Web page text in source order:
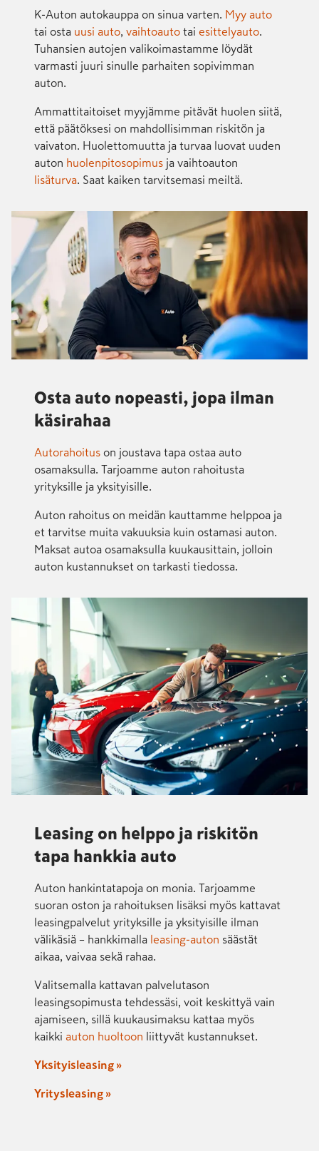
K-Auton autokauppa on sinua varten.
Myy auto
tai osta uusi auto vaihtoauto tai esittelyauto
Tuhansien autojen valikoimastamme löydät
varmasti juuri sinulle parhaiten sopivimman
auton.
Ammattitaitoiset myyjämme pitävät huolen siitä,
että päätöksesi on mahdollisimman riskitön ja
vaivaton. Huolettomuutta ja turvaa luovat uuden
auton huolenpitosopimus ja vaihtoauton
lisäturva . Saat kaiken tarvitsemasi meiltä.
Osta auto nopeasti, jopa ilman
käsirahaa
Autorahoitus on joustava tapa ostaa auto
osamaksulla. Tarjoamme auton rahoitusta
yrityksille ja yksityisille.
Auton rahoitus on meidän kauttamme helppoa ja
et tarvitse muita vakuuksia kuin ostamasi auton.
Maksat autoa osamaksulla kuukausittain, jolloin
auton kustannukset on tarkasti tiedossa.
Leasing on helppo ja riskitön
tapa hankkia auto
Auton hankintatapoja on monia. Tarjoamme
suoran oston ja rahoituksen lisäksi myös kattavat
leasingpalvelut yrityksille ja yksityisille ilman
välikäsiä – hankkimalla leasing-auton säästät
aikaa, vaivaa sekä rahaa.
Valitsemalla kattavan palvelutason
leasingsopimusta tehdessäsi, voit keskittyä vain
ajamiseen, sillä kuukausimaksu kattaa myös
kaikki auton huoltoon liittyvät kustannukset.
Yksityisleasing »
Yritysleasing »